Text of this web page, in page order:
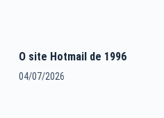
O site Hotmail de 1996
04/07/2026